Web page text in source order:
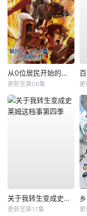
从0位居民开始的边境领主大人
更新至第06集
关于我转生变成史莱姆这档事第四季
更新至第17集